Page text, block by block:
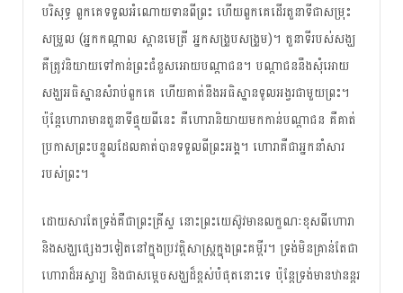
បរិសុទ្ធ ពួកគេ​ទទួល​អំណោយ​ទាន​ពី​ព្រះ ហើយ​ពួកគេ​ដើរ​តួនាទី​ជា​សម្រុះ​
សម្រួល​ (អ្នក​កណ្ដាល​ ​ស្ពានមេត្រី អ្នក​សង្រួប​សង្រួម)។ តួនាទី​របស់​សង្ឃ​
គឺ​ត្រូវ​និយាយ​ទៅ​កាន់​ព្រះ​ជំនួស​អោយ​បណ្តាជន។ បណ្តាជន​នឹង​សុំ​អោយ​
សង្ឃ​អធិស្ឋាន​សំរាប់​ពួកគេ ហើយ​គាត់​នឹង​អធិស្ឋាន​ទូល​អង្វរ​ជាមួយ​ព្រះ​។
ប៉ុន្តែ​ហោរា​មាន​តួនាទី​ផ្ទុយ​ពី​នេះ គឺ​ហោរា​និយាយ​មកកាន់​​បណ្តាជន​ គឺ​គាត់​
ប្រកាស​ព្រះបន្ទូល​ដែល​គាត់​បាន​ទទួល​ពី​ព្រះអង្គ។ ហោរា​គឺជា​អ្នក​នាំ​​សារ​​
របស់​ព្រះ​។
ដោយ​សារ​តែ​ទ្រង់​គឺជា​ព្រះគ្រីស្ទ នោះ​ព្រះយេស៊ូវ​មាន​លក្ខណៈ​ខុស​ពី​ហោរា​
និង​សង្ឃ​ផ្សេងៗ​ទៀត​នៅក្នុង​ប្រវត្តិសាស្ត្រ​ក្នុង​ព្រះ​គម្ពីរ។ ទ្រង់​មិន​គ្រាន់​តែ​ជា​
ហោរា​ដ៏​អស្ចារ្យ និង​ជា​សម្តេច​សង្ឃ​ដ៏​ខ្ពស់​បំផុត​នោះ​ទេ ប៉ុន្តែ​ទ្រង់​មាន​ឋានន្តរ​